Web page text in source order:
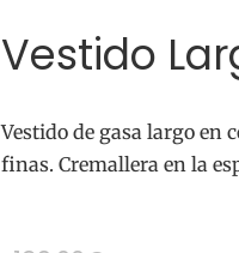
Vestido
Vestido de gasa largo en
finas. Cremallera en la